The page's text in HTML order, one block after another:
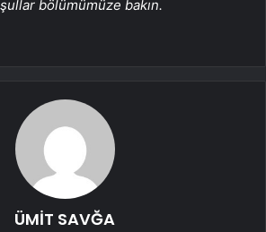
bölümümüze bakın.
ÜMİT SAVĞA